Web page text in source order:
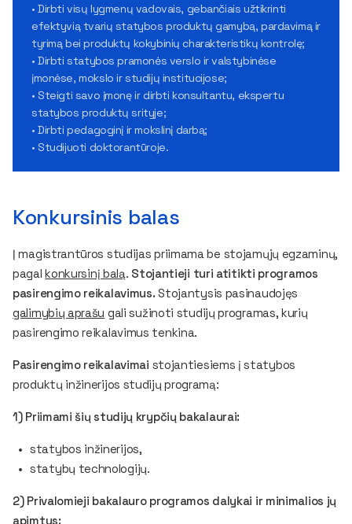
• Dirbti visų lygmenų vadovais, gebančiais užtikrinti
efektyvią tvarių statybos produktų gamybą, pardavimą ir
tyrimą bei produktų kokybinių charakteristikų kontrolę;
• Dirbti statybos pramonės verslo ir valstybinėse
įmonėse, mokslo ir studijų institucijose;
• Steigti savo įmonę ir dirbti konsultantu, ekspertu
statybos produktų srityje;
• Dirbti pedagoginį ir mokslinį darbą;
• Studijuoti doktorantūroje.
Konkursinis balas
Į magistrantūros studijas priimama be stojamųjų egzaminų,
pagalkonkursinį balą. Stojantieji turi atitikti programos
pasirengimo reikalavimus.Stojantysis pasinaudojęs
galimybių aprašu gali sužinoti studijų programas, kurių
pasirengimo reikalavimus tenkina.
Pasirengimo reikalavimai stojantiesiems į statybos
produktų inžinerijos studijų programą:
1) Priimami šių studijų krypčių bakalaurai:
statybos inžinerijos,
statybų technologijų.
2) Privalomieji bakalauro programos dalykai ir minimalios jų
apimtys: